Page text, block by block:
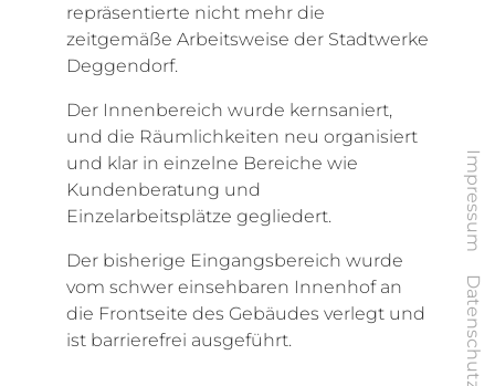
repräsentierte nicht mehr die
zeitgemäße Arbeitsweise der Stadtwerke
Deggendorf.
Der Innenbereich wurde kernsaniert,
und die Räumlichkeiten neu organisiert
und klar in einzelne Bereiche wie
Kundenberatung und
Einzelarbeitsplätze gegliedert.
Der bisherige Eingangsbereich wurde
vom schwer einsehbaren Innenhof an
die Frontseite des Gebäudes verlegt und
ist barrierefrei ausgeführt.
Impressum
Datenschutz